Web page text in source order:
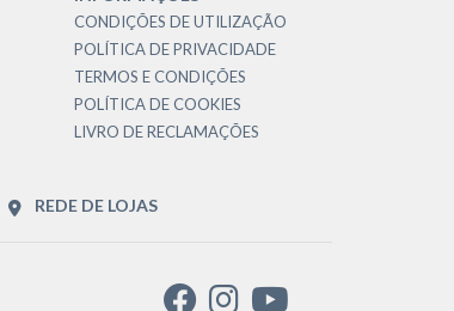
CONDIÇÕES DE UTILIZAÇÃO
POLÍTICA DE PRIVACIDADE
TERMOS E CONDIÇÕES
POLÍTICA DE COOKIES
LIVRO DE RECLAMAÇÕES
REDE DE LOJAS